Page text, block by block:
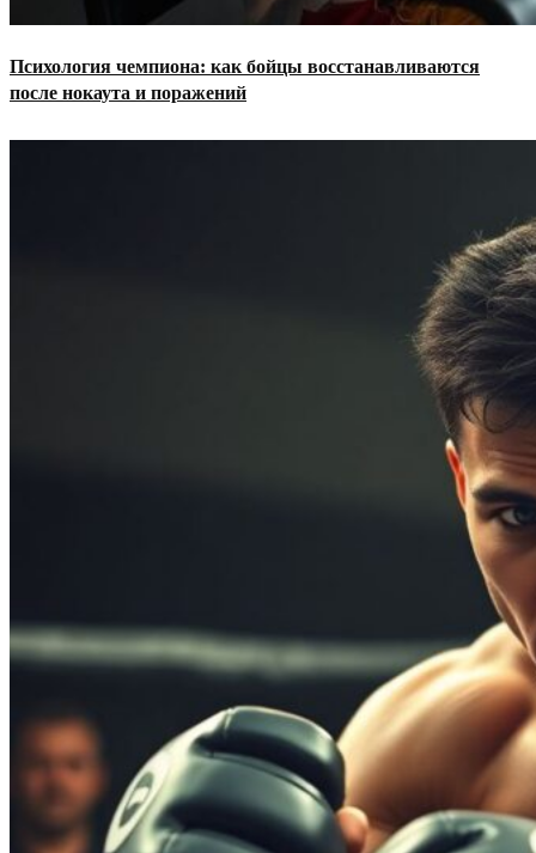
Психология чемпиона: как бойцы восстанавливаются
после нокаута и поражений